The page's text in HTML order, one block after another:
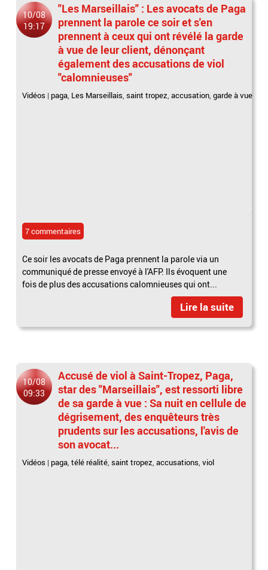
10/08
19:17
"Les Marseillais" : Les avocats de Paga
prennent la parole ce soir et s'en
prennent à ceux qui ont révélé la garde
à vue de leur client, dénonçant
également des accusations de viol
"calomnieuses"
Vidéos | paga, Les Marseillais,saint tropez,accusation,garde à vue
7 commentaires
Ce soir les avocats de Paga prennent la parole via un
communiqué de presse envoyé à l'AFP. Ils évoquent une
fois de plus des accusations calomnieuses qui ont...
Lire la suite
10/08
09:33
Accusé de viol à Saint-Tropez, Paga,
star des "Marseillais", est ressorti libre
de sa garde à vue : Sa nuit en cellule de
dégrisement, des enquêteurs très
prudents sur les accusations, l'avis de
son avocat...
Vidéos | paga,télé réalité,saint tropez,accusations,viol